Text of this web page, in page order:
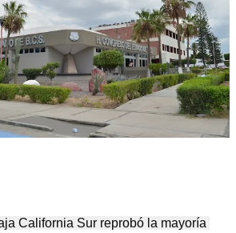
California Sur reprobó la mayoría